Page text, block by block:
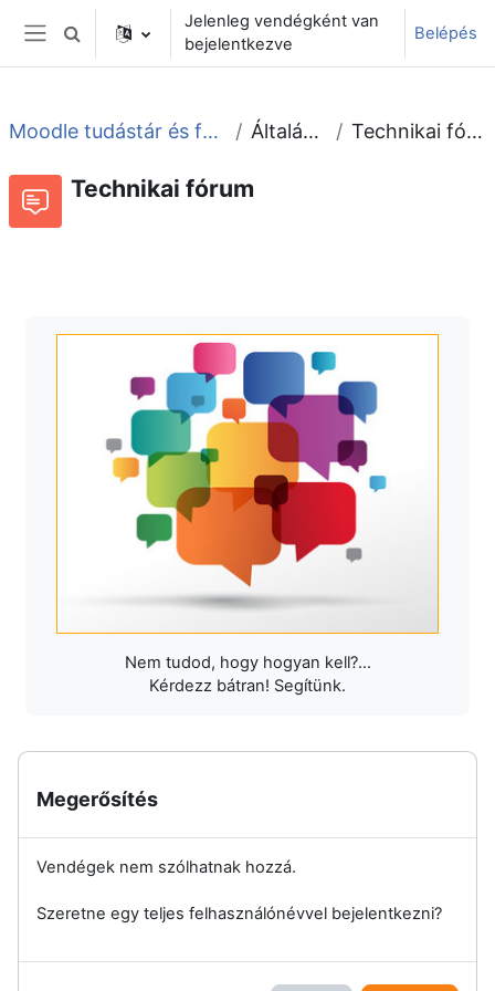
Tovább a fő tartalomhoz
Oldalpanel
Keresési bemeneti adatok váltása
Jelenleg vendégként van
bejelentkezve
Belépés
Moodle tudástár és fórum Általános Technikai fórum
Technikai fórum
Nem tudod, hogy hogyan kell?...
Kérdezz bátran! Segítünk.
Megerősítés
Vendégek nem szólhatnak hozzá.
Szeretne egy teljes felhasználónévvel bejelentkezni?